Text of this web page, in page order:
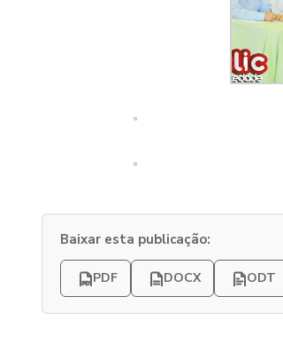
Baixar esta publicação:
PDF DOCX ODT